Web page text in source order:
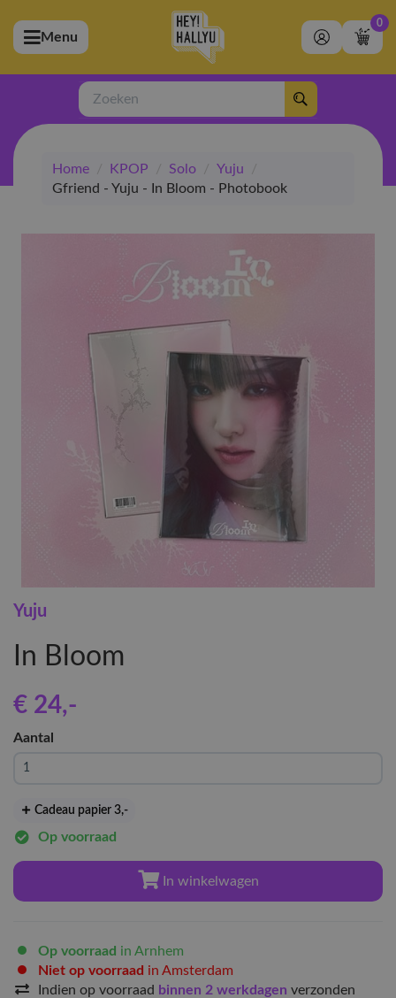
(Artiesten)
(Merchandise)
(Exclusive)
(Winkel)
Menu
0
Zoeken
Home / KPOP / Solo / Yuju
/
Gfriend - Yuju - In Bloom - Photobook
Yuju
In Bloom
€ 24,-
Aantal
Cadeau papier 3,-
Op voorraad
In winkelwagen
Op voorraad in Arnhem
Niet op voorraad in Amsterdam
Indien op voorraad binnen 2 werkdagen verzonden